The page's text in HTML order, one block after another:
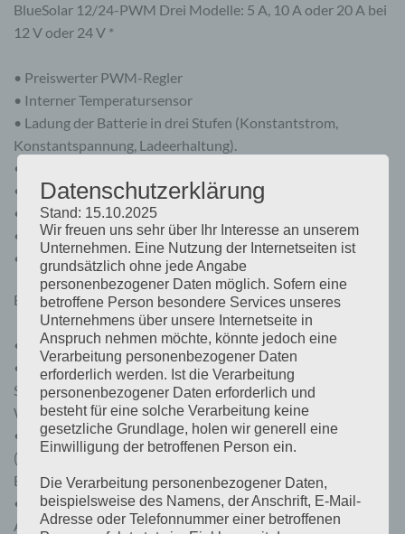
BlueSolar 12/24-PWM Drei Modelle: 5 A, 10 A oder 20 A bei
12 V oder 24 V *
• Preiswerter PWM-Regler
• Interner Temperatursensor
• Ladung der Batterie in drei Stufen (Konstantstrom,
Konstantspannung, Ladeerhaltung).
• Schutz vor Überstrom
• Kurzschlussschutz
• Verpolungsschutz für Solarmodule und/oder Batterie
• Mit Ausgang für Last-Abschaltung bei geringer Spannung
• Optionale Fernanzeige (nur bei 20 A Modellen)
BlueSolar DUO 12/24-20 20 A bei 12 V oder 24 V *
• PWM-Regler
• Aufladen von zwei getrennten Batterien. Zum Beispiel:
Starterbatterie und Service-Batterie eines Bootes oder eines
Wohnwagens.
• Programmierbares Ladestrom-Verhältnis
(Standardeinstellung: Gleiche Strommenge für beide
Batterien)
• Ladespannungs-Einstellung für drei Batterie-Typen (Gel-,
AGM-, Flüssigelektrolytbatterie)
Datenschutzerklärung
Stand: 15.10.2025
Wir freuen uns sehr über Ihr Interesse an unserem
Unternehmen. Eine Nutzung der Internetseiten ist
grundsätzlich ohne jede Angabe
personenbezogener Daten möglich. Sofern eine
betroffene Person besondere Services unseres
Unternehmens über unsere Internetseite in
Anspruch nehmen möchte, könnte jedoch eine
Verarbeitung personenbezogener Daten
erforderlich werden. Ist die Verarbeitung
personenbezogener Daten erforderlich und
besteht für eine solche Verarbeitung keine
gesetzliche Grundlage, holen wir generell eine
Einwilligung der betroffenen Person ein.
Die Verarbeitung personenbezogener Daten,
beispielsweise des Namens, der Anschrift, E-Mail-
Adresse oder Telefonnummer einer betroffenen